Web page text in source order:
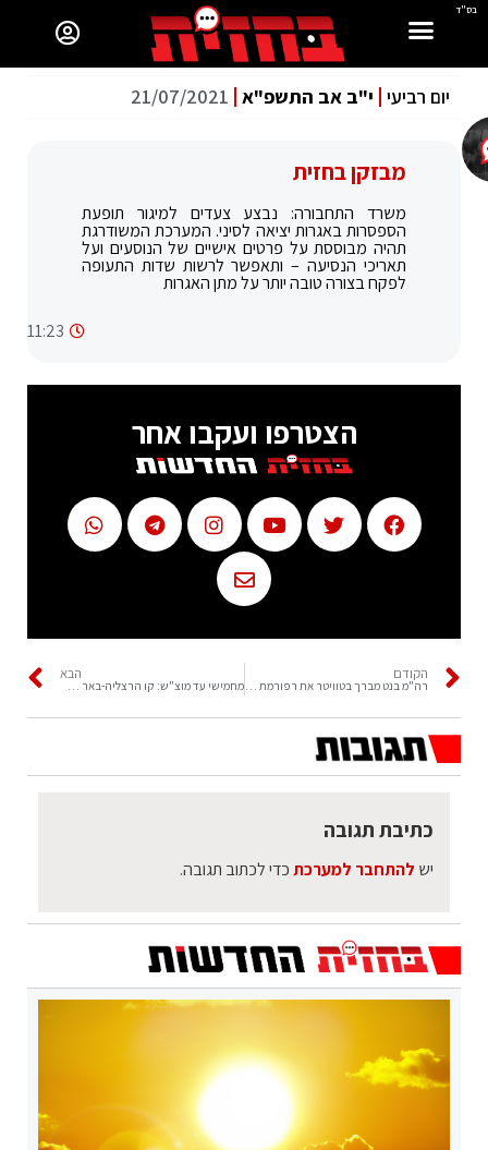
בס"ד
יום רביעי י"ב אב התשפ"א 21/07/2021
מבזקן בחזית
משרד התחבורה: נבצע צעדים למיגור תופעת
הספסרות באגרות יציאה לסיני. המערכת המשודרגת
תהיה מבוססת על פרטים אישיים של הנוסעים ועל
תאריכי הנסיעה – ותאפשר לרשות שדות התעופה
לפקח בצורה טובה יותר על מתן האגרות
11:23
הצטרפו ועקבו אחר
הקודם הבא
כתיבת תגובה
יש להתחבר למערכתכדי לכתוב תגובה.